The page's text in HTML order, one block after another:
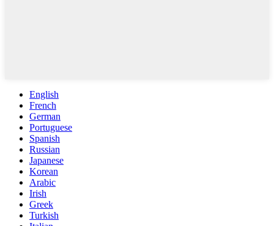
English
French
German
Portuguese
Spanish
Russian
Japanese
Korean
Arabic
Irish
Greek
Turkish